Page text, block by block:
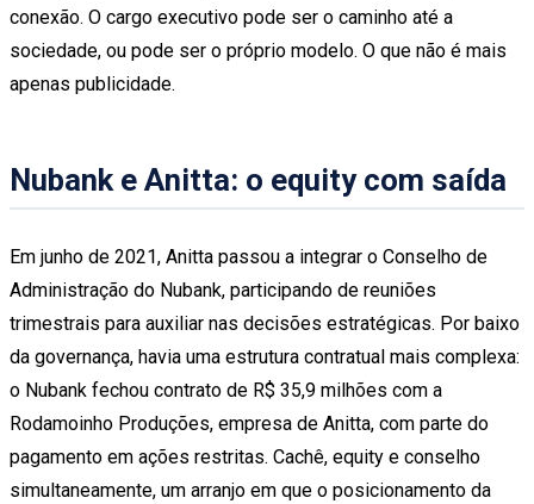
conexão. O cargo executivo pode ser o caminho até a
sociedade, ou pode ser o próprio modelo. O que não é mais
apenas publicidade.
Nubank e Anitta: o equity com saída
Em junho de 2021, Anitta passou a integrar o Conselho de
Administração do Nubank, participando de reuniões
trimestrais para auxiliar nas decisões estratégicas. Por baixo
da governança, havia uma estrutura contratual mais complexa:
o Nubank fechou contrato de R$ 35,9 milhões com a
Rodamoinho Produções, empresa de Anitta, com parte do
pagamento em ações restritas. Cachê, equity e conselho
simultaneamente, um arranjo em que o posicionamento da